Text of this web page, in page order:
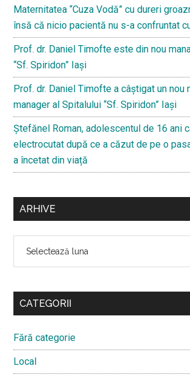
Maternitatea “Cuza Vodă” cu dureri
însă că nicio pacientă nu s-a confruntat
Prof. dr. Daniel Timofte este din nou
“Sf. Spiridon” Iaşi
Prof. dr. Daniel Timofte a câștigat un nou
manager al Spitalului “Sf. Spiridon” Iași
Ştefănel Roman, adolescentul de 16 ani
electrocutat după ce a căzut de pe o
a încetat din viață
ARHIVE
CATEGORII
Fără categorie
Local